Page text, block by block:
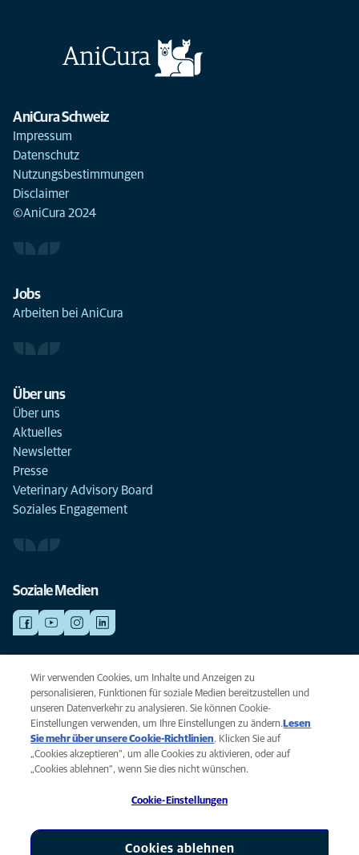
AniCura Schweiz
Impressum
Datenschutz
Nutzungsbestimmungen
Disclaimer
©AniCura 2024
Jobs
Arbeiten bei AniCura
Über uns
Über uns
Aktuelles
Newsletter
Presse
Veterinary Advisory Board
Soziales Engagement
Soziale Medien
NOTDIENSTE
Finden Sie hier Standorte mit Notfall-Service. Weil Ihr Tier die beste
Versorgung verdient.
Privacy
Legal
AniCura ist eine Tochtergesellschaft von Mars, Inc © 2026
Wir verwenden Cookies, um Inhalte und Anzeigen zu
personalisieren, Funktionen für soziale Medien bereitzustellen und
unseren Datenverkehr zu analysieren. Sie können Cookie-
Einstellungen verwenden, um Ihre Einstellungen zu ändern. Lesen
Sie mehr über unsere Cookie-Richtlinien(opens in a new tab)
. Klicken Sie auf
„Cookies akzeptieren“, um alle Cookies zu aktivieren, oder auf
„Cookies ablehnen“, wenn Sie dies nicht wünschen.
Cookie-Einstellungen
Cookies ablehnen